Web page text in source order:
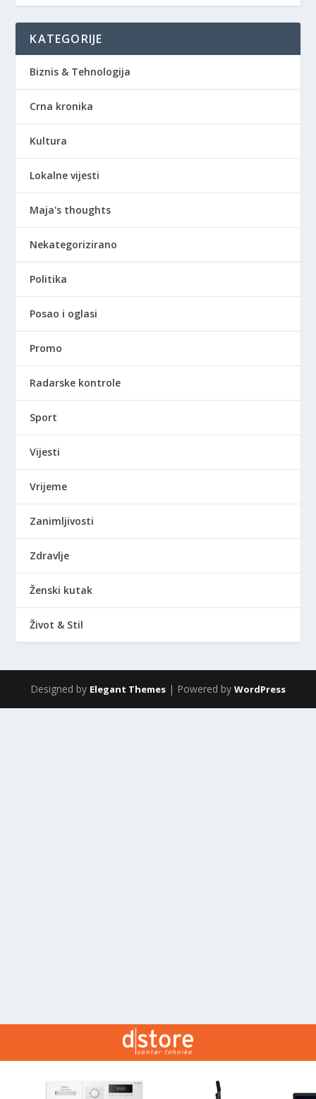
KATEGORIJE
Biznis & Tehnologija
Crna kronika
Kultura
Lokalne vijesti
Maja's thoughts
Nekategorizirano
Politika
Posao i oglasi
Promo
Radarske kontrole
Sport
Vijesti
Vrijeme
Zanimljivosti
Zdravlje
Ženski kutak
Život & Stil
Designed by Elegant Themes | Powered by WordPress